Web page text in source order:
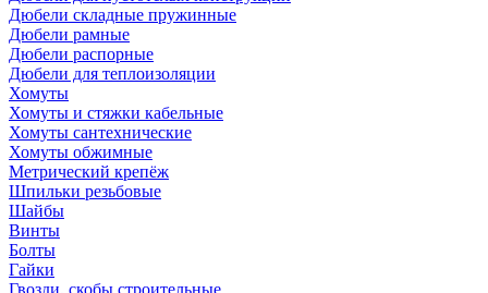
Дюбели складные пружинные
Дюбели рамные
Дюбели распорные
Дюбели для теплоизоляции
Хомуты
Хомуты и стяжки кабельные
Хомуты сантехнические
Хомуты обжимные
Метрический крепёж
Шпильки резьбовые
Шайбы
Винты
Болты
Гайки
Гвозди, скобы строительные